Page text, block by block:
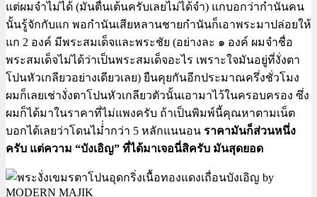
แต่ผมจำไม่ได้ (มันตื่นเต้นครับเลยไม่ได้จำ) แกบอกว่ากำนันคน
นั้นรู้จักกับแก พอกำนันเสียหลานชายกำนันก็เอาพระมาปล่อยให้
แก 2 องค์ มีพระสมเด็จและพระชัย (อย่างละ ๑ องค์ ผมจำชื่อ
พระสมเด็จไม่ได้ว่าเป็นพระสมเด็จอะไร เพราะใจมันอยู่ที่งั่งตา
โปนหัวเกลียวอย่างเดียวเลย) ยืนคุยกันอีกประมาณครึ่งชั่วโมง
ผมก็เลยเช่างั่งตาโปนหัวเกลียวตัวนั้นเอามาไว้ในครอบครอง ซึ่ง
ผมก็ได้มาในราคาที่ไม่แพงครับ ถ้าเป็นพิมพ์นี้คุณหาตามเน็ต
บอกได้เลยว่าโดนไม่่ำกว่า 5 หลักแนนอน ราคามันก็ส่วนหนึ่ง
ครับ แต่ความ “บังเอิญ” ที่ได้มาเจอนี่สิครับ มันสุดยอด